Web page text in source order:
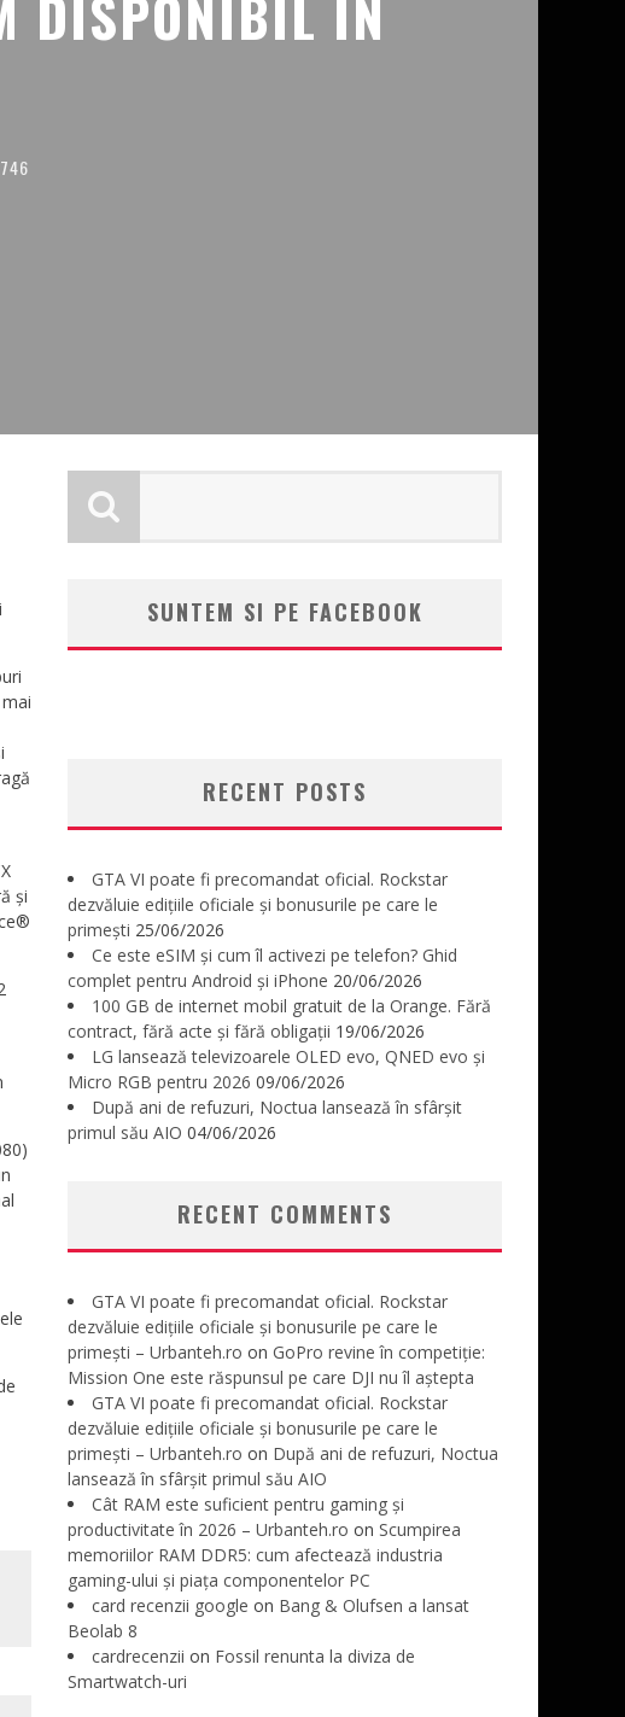
DISPONIBIL IN
și
SUNTEM SI PE FACEBOOK
RECENT POSTS
GTA VI poate fi precomandat oficial. Rockstar
dezvăluie edițiile oficiale și bonusurile pe care le
primești 25/06/2026
Ce este eSIM și cum îl activezi pe telefon? Ghid
complet pentru Android și iPhone 20/06/2026
100 GB de internet mobil gratuit de la Orange. Fără
contract, fără acte și fără obligații 19/06/2026
LG lansează televizoarele OLED evo, QNED evo și
Micro RGB pentru 2026 09/06/2026
După ani de refuzuri, Noctua lansează în sfârșit
primul său AIO 04/06/2026
RECENT COMMENTS
GTA VI poate fi precomandat oficial. Rockstar
dezvăluie edițiile oficiale și bonusurile pe care le
primești – Urbanteh.ro on GoPro revine în competiție:
Mission One este răspunsul pe care DJI nu îl aștepta
GTA VI poate fi precomandat oficial. Rockstar
dezvăluie edițiile oficiale și bonusurile pe care le
primești – Urbanteh.ro on După ani de refuzuri, Noctua
lansează în sfârșit primul său AIO
Cât RAM este suficient pentru gaming și
productivitate în 2026 – Urbanteh.ro on Scumpirea
memoriilor RAM DDR5: cum afectează industria
gaming-ului și piața componentelor PC
card recenzii google on Bang & Olufsen a lansat
Beolab 8
cardrecenzii on Fossil renunta la diviza de
Smartwatch-uri